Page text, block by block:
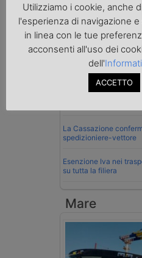
Normativa
La riforma del Codice
sull’autotrasporto
Imprenditore di Prato
col muletto
La Cassazione
spedizioniere-vettore
Esenzione Iva nei
su tutta la filiera
Mare
Utilizziamo i cookie, anche
l'esperienza di navigazione
in linea con le tue
acconsenti all'uso dei
dell'
ACCETTO